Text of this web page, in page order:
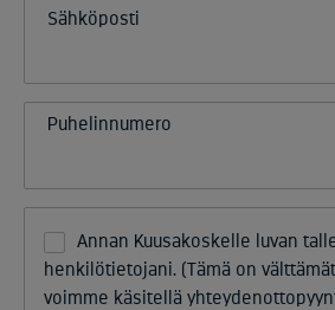
Sähköposti
Puhelinnumero
Annan Kuusakoskelle luvan
henkilötietojani. (Tämä on
voimme käsitellä